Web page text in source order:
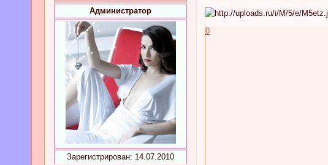
Администратор
Зарегистрирован: 14.07.2010
0